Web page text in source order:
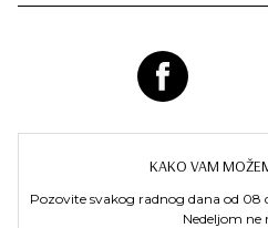
KAKO VAM
Pozovite svakog radnog dana od 08
Nedeljom ne